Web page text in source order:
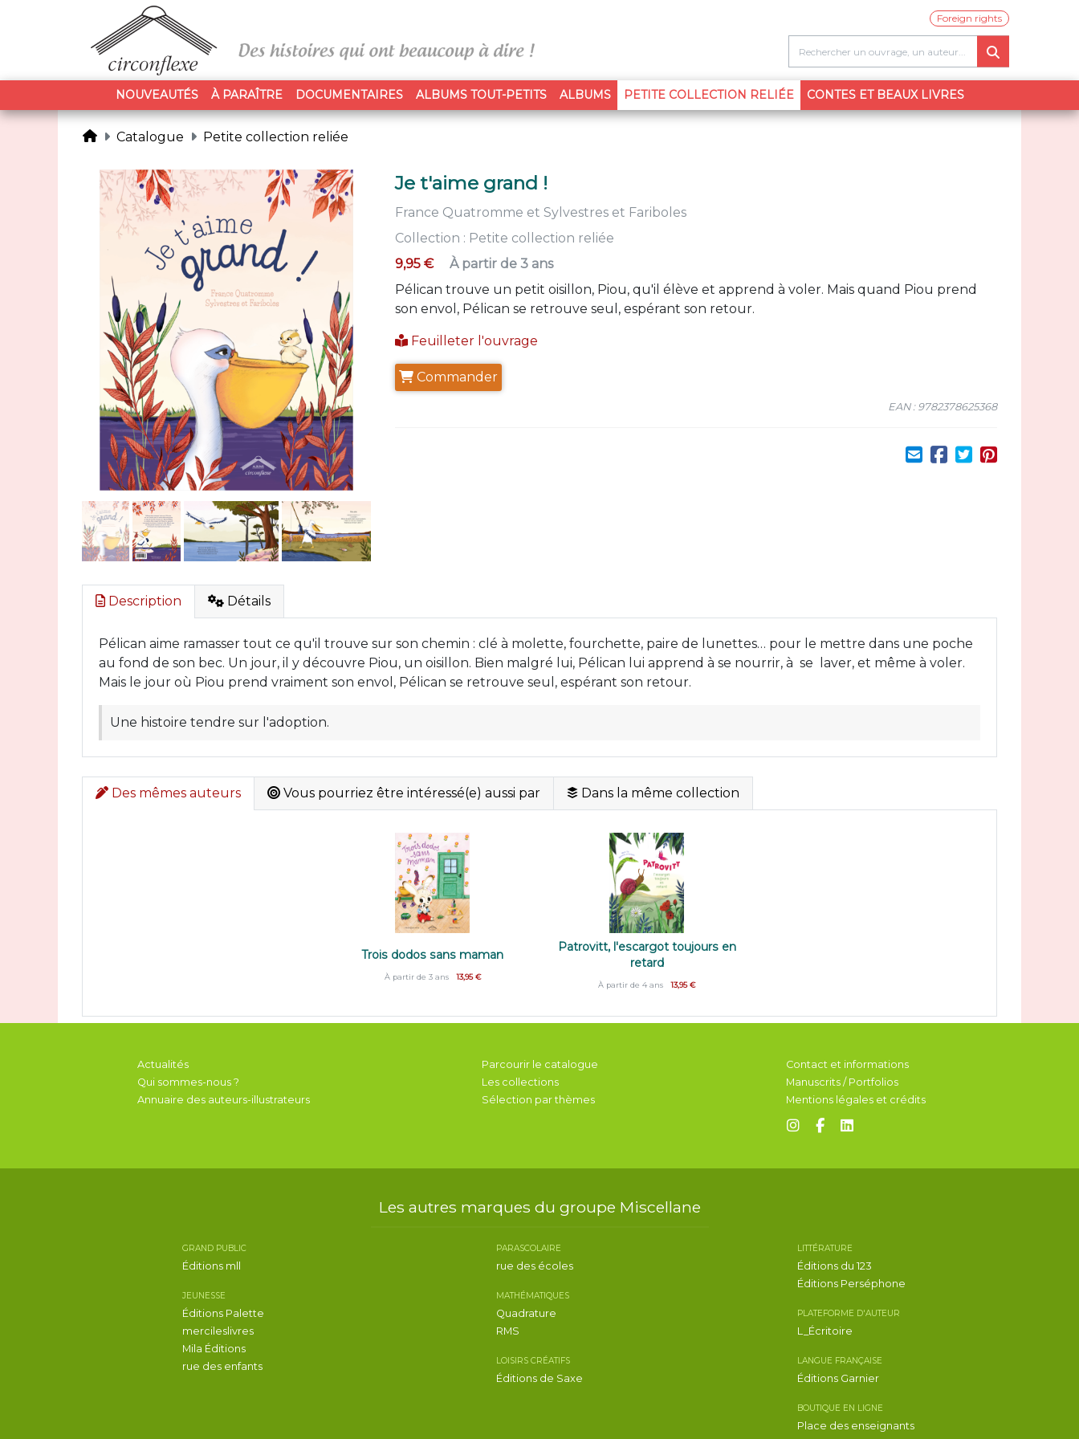
Foreign rights
NOUVEAUTÉS À PARAÎTRE DOCUMENTAIRES ALBUMS TOUT-PETITS ALBUMS PETITE COLLECTION RELIÉE(CURRENT)
CONTES ET BEAUX LIVRES
Catalogue Petite collection reliée
Je t'aime grand !
France Quatromme et Sylvestres et Fariboles
Collection : Petite collection reliée
9,95 €
À partir de 3 ans
Pélican trouve un petit oisillon, Piou, qu'il élève et apprend à voler. Mais quand Piou prend
son envol, Pélican se retrouve seul, espérant son retour.
Feuilleter l'ouvrage
Commander
EAN : 9782378625368
Description Détails
Pélican aime ramasser tout ce qu'il trouve sur son chemin : clé à molette, fourchette, paire de lunettes… pour le mettre dans une poche
au fond de son bec. Un jour, il y découvre Piou, un oisillon. Bien malgré lui, Pélican lui apprend à se nourrir, à se laver, et même à voler.
Mais le jour où Piou prend vraiment son envol, Pélican se retrouve seul, espérant son retour.
Une histoire tendre sur l'adoption.
Des mêmes auteurs Vous pourriez être intéressé(e) aussi par Dans la même collection
Trois dodos sans maman
À partir de 3 ans 13,95 €
Patrovitt, l'escargot toujours en
retard
À partir de 4 ans 13,95 €
Actualités
Qui sommes-nous ?
Annuaire des auteurs-illustrateurs
Parcourir le catalogue
Les collections
Sélection par thèmes
Contact et informations
Manuscrits / Portfolios
Mentions légales et crédits
Les autres marques du groupe Miscellane
GRAND PUBLIC
Éditions mll
JEUNESSE
Éditions Palette
mercileslivres
Mila Éditions
rue des enfants
PARASCOLAIRE
rue des écoles
MATHÉMATIQUES
Quadrature
RMS
LOISIRS CRÉATIFS
Éditions de Saxe
LITTÉRATURE
Éditions du 123
Éditions Perséphone
PLATEFORME D'AUTEUR
L_Écritoire
LANGUE FRANÇAISE
Éditions Garnier
BOUTIQUE EN LIGNE
Place des enseignants